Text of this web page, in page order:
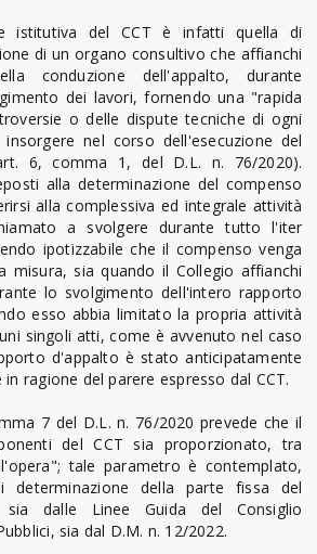
istitutiva del CCT è infatti quella di
di un organo consultivo che affianchi
conduzione dell'appalto, durante
dei lavori, fornendo una "rapida
o delle dispute tecniche di ogni
nel corso dell'esecuzione del
6, comma 1, del D.L. n. 76/2020).
alla determinazione del compenso
alla complessiva ed integrale attività
a svolgere durante tutto l'iter
ipotizzabile che il compenso venga
misura, sia quando il Collegio affianchi
lo svolgimento dell'intero rapporto
esso abbia limitato la propria attività
singoli atti, come è avvenuto nel caso
d'appalto è stato anticipatamente
ragione del parere espresso dal CCT.
7 del D.L. n. 76/2020 prevede che il
del CCT sia proporzionato, tra
tale parametro è contemplato,
determinazione della parte fissa del
sia dalle Linee Guida del Consiglio
sia dal D.M. n. 12/2022.